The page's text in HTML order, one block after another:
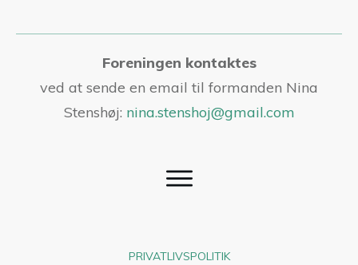
Foreningen kontaktes
ved at sende en email til formanden Nina
Stenshøj: nina.stenshoj@gmail.com
PRIVATLIVSPOLITIK